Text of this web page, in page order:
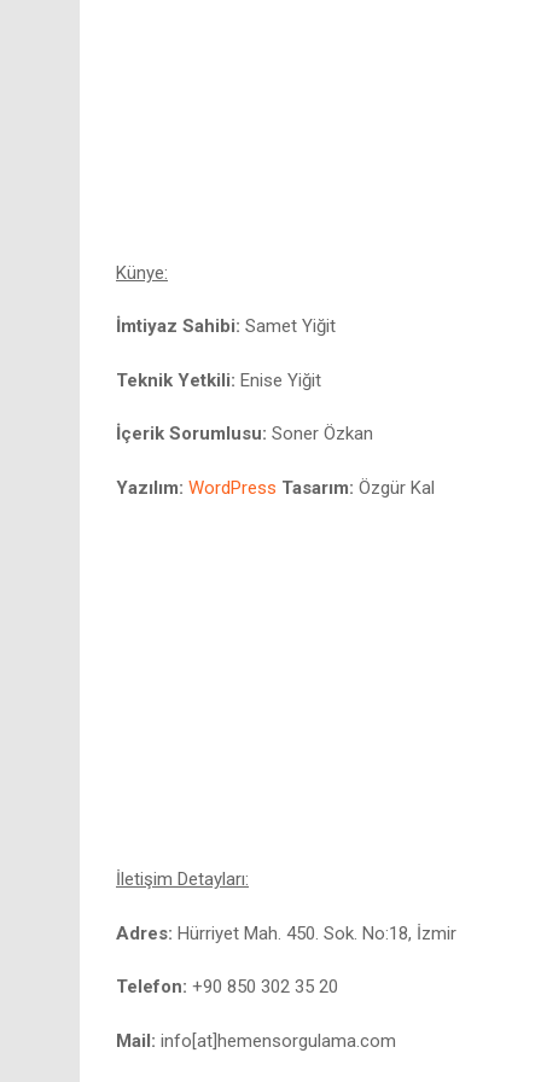
Künye:
İmtiyaz Sahibi: Samet Yiğit
Teknik Yetkili: Enise Yiğit
İçerik Sorumlusu: Soner Özkan
Yazılım: WordPress Tasarım: Özgür Kal
İletişim Detayları:
Adres: Hürriyet Mah. 450. Sok. No:18, İzmir
Telefon: +90 850 302 35 20
Mail: info[at]hemensorgulama.com